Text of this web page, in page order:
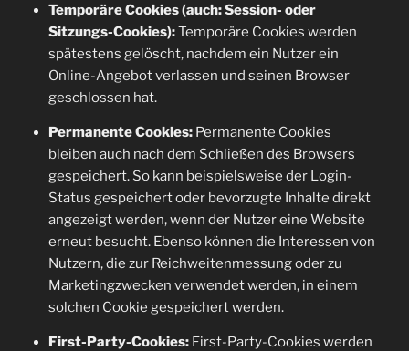
Temporäre Cookies (auch: Session- oder
Sitzungs-Cookies):Temporäre Cookies werden
spätestens gelöscht, nachdem ein Nutzer ein
Online-Angebot verlassen und seinen Browser
geschlossen hat.
Permanente Cookies:Permanente Cookies
bleiben auch nach dem Schließen des Browsers
gespeichert. So kann beispielsweise der Login-
Status gespeichert oder bevorzugte Inhalte direkt
angezeigt werden, wenn der Nutzer eine Website
erneut besucht. Ebenso können die Interessen von
Nutzern, die zur Reichweitenmessung oder zu
Marketingzwecken verwendet werden, in einem
solchen Cookie gespeichert werden.
First-Party-Cookies:First-Party-Cookies werden